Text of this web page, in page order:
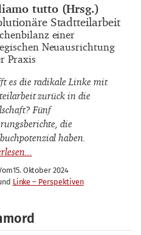
tutto (Hrsg.)
Stadtteilarbeit
einer
Neuausrichtung
Praxis
es die radikale Linke mit
zurück in die
Fünf
die
haben.
15. Oktober 2024
Linke – Perspektiven